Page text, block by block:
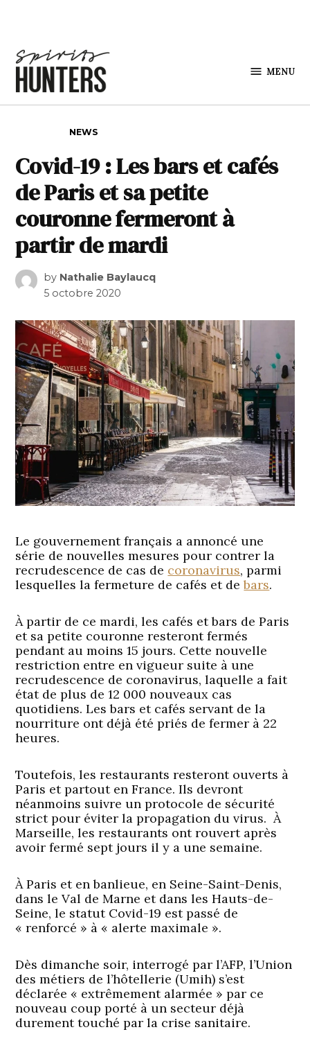
MENU
NEWS
Covid-19 : Les bars et cafés
de Paris et sa petite
couronne fermeront à
partir de mardi
by Nathalie Baylaucq
5 octobre 2020
Le gouvernement français a annoncé une
série de nouvelles mesures pour contrer la
recrudescence de cas de coronavirus, parmi
lesquelles la fermeture de cafés et debars.
À partir de ce mardi, les cafés et bars de Paris
et sa petite couronne resteront fermés
pendant au moins 15 jours. Cette nouvelle
restriction entre en vigueur suite à une
recrudescence de coronavirus, laquelle a fait
état de plus de 12 000 nouveaux cas
quotidiens. Les bars et cafés servant de la
nourriture ont déjà été priés de fermer à 22
heures.
Toutefois, les restaurants resteront ouverts à
Paris et partout en France. Ils devront
néanmoins suivre un protocole de sécurité
strict pour éviter la propagation du virus. À
Marseille, les restaurants ont rouvert après
avoir fermé sept jours il y a une semaine.
À Paris et en banlieue, en Seine-Saint-Denis,
dans le Val de Marne et dans les Hauts-de-
Seine, le statut Covid-19 est passé de
« renforcé » à « alerte maximale ».
Dès dimanche soir, interrogé par l’AFP, l’Union
des métiers de l’hôtellerie (Umih) s’est
déclarée « extrêmement alarmée » par ce
nouveau coup porté à un secteur déjà
durement touché par la crise sanitaire.